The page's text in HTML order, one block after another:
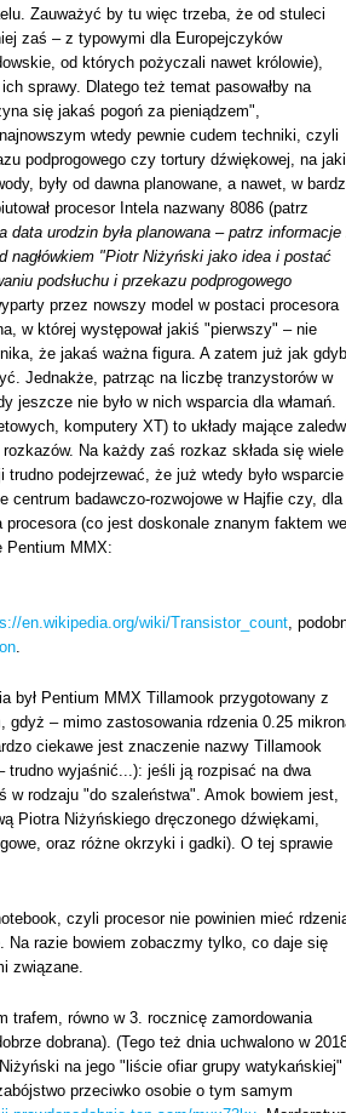
Zauważyć by tu więc trzeba, że od stuleci
zaś – z typowymi dla Europejczyków
od których pożyczali nawet królowie),
sprawy. Dlatego też temat pasowałby na
się jakaś pogoń za pieniądzem",
wtedy pewnie cudem techniki, czyli
podprogowego czy tortury dźwiękowej, na
były od dawna planowane, a nawet, w
procesor Intela nazwany 8086 (patrz
urodzin była planowana – patrz informacje
nagłówkiem "Piotr Niżyński jako idea i postać
podsłuchu i przekazu podprogowego
przez nowszy model w postaci procesora
w której występował jakiś "pierwszy" – nie
że jakaś ważna figura. A zatem już jak
Jednakże, patrząc na liczbę tranzystorów w
nie było w nich wsparcia dla włamań.
komputery XT) to układy mające
Na każdy zaś rozkaz składa się wiele
podejrzewać, że już wtedy było wsparcie
centrum badawczo-rozwojowe w Hajfie czy, dla
(co jest doskonale znanym faktem we
Pentium MMX:
en.wikipedia.org/wiki/Transistor_count ,
był Pentium MMX Tillamook przygotowany z
gdyż – mimo zastosowania rdzenia 0.25
ciekawe jest znaczenie nazwy Tillamook
wyjaśnić...): jeśli ją rozpisać na dwa
rodzaju "do szaleństwa". Amok bowiem jest,
Piotra Niżyńskiego dręczonego dźwiękami,
oraz różne okrzyki i gadki). O tej sprawie
czyli procesor nie powinien mieć
Na razie bowiem zobaczmy tylko, co daje się
związane.
trafem, równo w 3. rocznicę zamordowania
dobrana). (Tego też dnia uchwalono w
na jego "liście ofiar grupy watykańskiej"
przeciwko osobie o tym samym